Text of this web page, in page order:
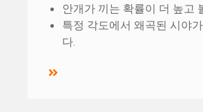
안개가 끼는 확률이 더 높고
특정 각도에서 왜곡된 시야
다.